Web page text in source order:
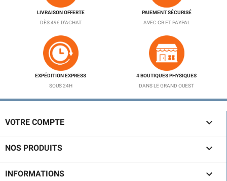
LIVRAISON OFFERTE
DÈS 49€ D'ACHAT
PAIEMENT SÉCURISÉ
AVEC CB ET PAYPAL
EXPÉDITION EXPRESS
SOUS 24H
4 BOUTIQUES PHYSIQUES
DANS LE GRAND OUEST
VOTRE COMPTE 
NOS PRODUITS 
INFORMATIONS 